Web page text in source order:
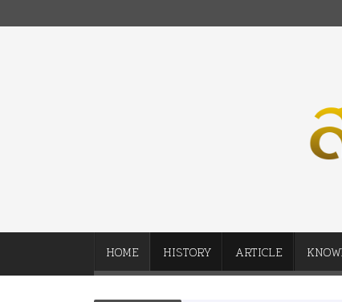
HOME HISTORY ARTICLE